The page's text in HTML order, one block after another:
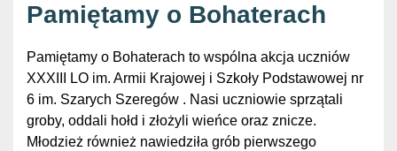
Pamiętamy o Bohaterach
Pamiętamy o Bohaterach to wspólna akcja uczniów
XXXIII LO im. Armii Krajowej i Szkoły Podstawowej nr
6 im. Szarych Szeregów . Nasi uczniowie sprzątali
groby, oddali hołd i złożyli wieńce oraz znicze.
Młodzież również nawiedziła grób pierwszego